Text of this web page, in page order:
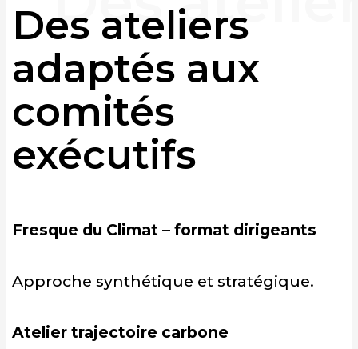
Des ateliers
adaptés aux
comités
exécutifs
Fresque du Climat – format dirigeants
Approche synthétique et stratégique.
Atelier trajectoire carbone